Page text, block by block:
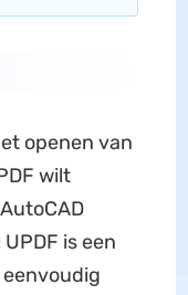
openen van
wilt
is een